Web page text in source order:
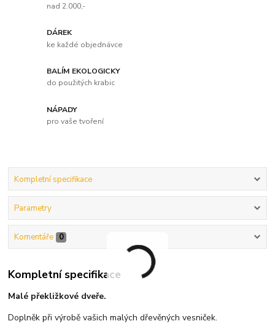
nad 2.000,-
DÁREK
ke každé objednávce
BALÍM EKOLOGICKY
do použitých krabic
NÁPADY
pro vaše tvoření
Kompletní specifikace
Parametry
Komentáře 0
Kompletní specifikace
Malé překližkové dveře.
Doplněk při výrobě vašich malých dřevěných vesniček.